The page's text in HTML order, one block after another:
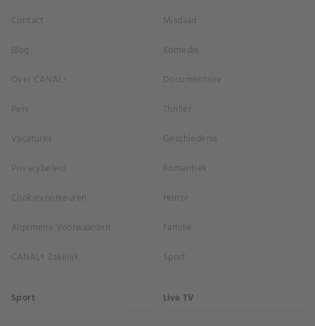
Contact
Blog
Over CANAL+
Pers
Vacatures
Privacybeleid
Cookievoorkeuren
Algemene Voorwaarden
CANAL+ Zakelijk
Misdaad
Komedie
Documentaire
Thriller
Geschiedenis
Romantiek
Horror
Familie
Sport
Sport Live TV